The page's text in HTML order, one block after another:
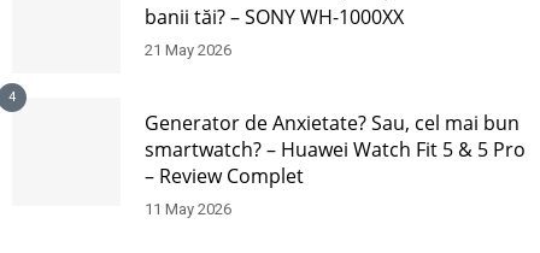
banii tăi? – SONY WH-1000XX
21 May 2026
4
Generator de Anxietate? Sau, cel mai bun
smartwatch? – Huawei Watch Fit 5 & 5 Pro
– Review Complet
11 May 2026